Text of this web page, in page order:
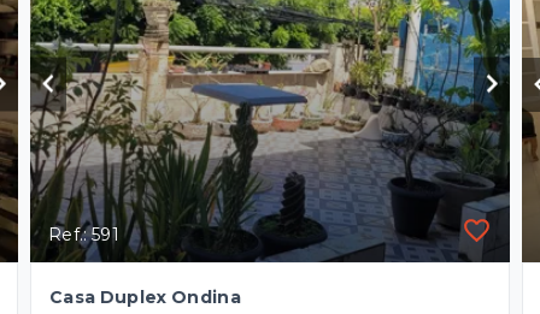
Ref.: 591
Casa Duplex Ondina